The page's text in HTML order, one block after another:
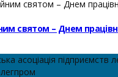
святом – Днем
асоціація підприємств